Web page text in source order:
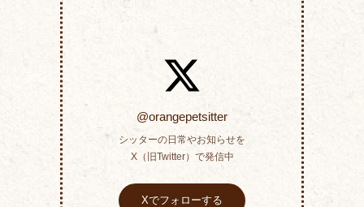
@orangepetsitter
シッターの日常やお知らせを
X（旧Twitter）で発信中
Xでフォローする